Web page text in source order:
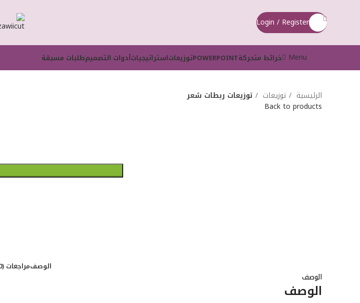
Login / Register
Menu خرائط متحركةPOWERPOINTتوزيعاتاستراتيجياتأدوات التصميمطلبات مسبقة
الرئيسية توزيعات
توزيعات ربطات شعر
Back to products
الوصفمراجعات (0)
الوصف
الوصف